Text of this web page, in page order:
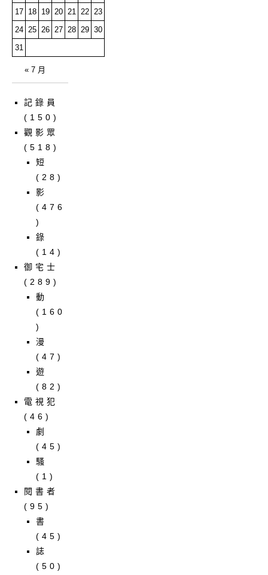
17 18 19 20 21 22
23
24
25 26 27 28 29 30
31
« 7 月
記錄員
(150)
觀影眾
(518)
短
(28)
影
(476
)
錄
(14)
御宅士
(289)
動
(160
)
漫
(47)
遊
(82)
電視犯
(46)
劇
(45)
騷
(1)
閱書者
(95)
書
(45)
誌
(50)